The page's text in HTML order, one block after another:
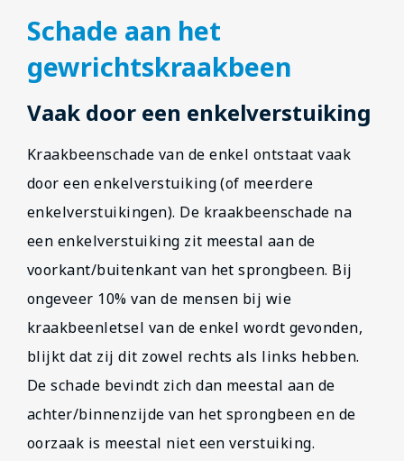
Schade aan het
gewrichtskraakbeen
Vaak door een enkelverstuiking
Kraakbeenschade van de enkel ontstaat vaak
door een enkelverstuiking (of meerdere
enkelverstuikingen). De kraakbeenschade na
een enkelverstuiking zit meestal aan de
voorkant/buitenkant van het sprongbeen. Bij
ongeveer 10% van de mensen bij wie
kraakbeenletsel van de enkel wordt gevonden,
blijkt dat zij dit zowel rechts als links hebben.
De schade bevindt zich dan meestal aan de
achter/binnenzijde van het sprongbeen en de
oorzaak is meestal niet een verstuiking.